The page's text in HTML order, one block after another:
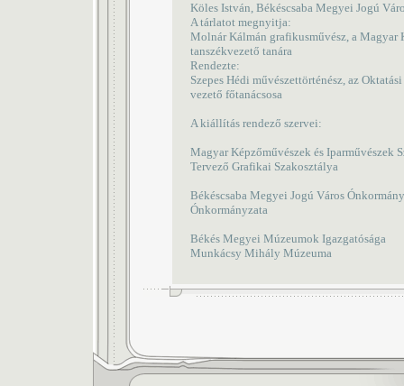
Köles István, Békéscsaba Megyei Jogú
A tárlatot megnyitja:
Molnár Kálmán grafikusművész, a Magyar
tanszékvezető tanára
Rendezte:
Szepes Hédi művészettörténész, az
vezető főtanácsosa
A kiállítás rendező szervei:
Magyar Képzőművészek és Iparművészek
Tervező Grafikai Szakosztálya
Békéscsaba Megyei Jogú Város
Ónkormányzata
Békés Megyei Múzeumok Igazgatósága
Munkácsy Mihály Múzeuma